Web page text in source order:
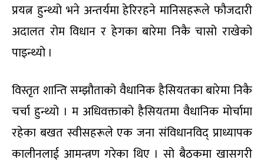
प्रयत्न हुन्थ्यो भने अन्तर्यमा हेरिरहने मानिसहरूले फौजदारी
अदालत रोम विधान र हेगका बारेमा निकै चासो राखेको
पाइन्थ्यो ।
विस्तृत शान्ति सम्झौताको वैधानिक हैसियतका बारेमा निकै
चर्चा हुन्थ्यो । म अधिवक्ताको हैसियतमा वैधानिक मोर्चामा
रहेका बखत स्वीसहरूले एक जना संविधानविद् प्राध्यापक
कालीनलाई आमन्त्रण गरेका थिए । सो बैठकमा खासगरी